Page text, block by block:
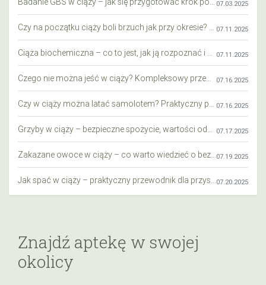
07.03.2025
07.11.2025
07.11.2025
07.16.2025
07.16.2025
07.17.2025
07.19.2025
07.20.2025
Znajdź aptekę w swojej
okolicy